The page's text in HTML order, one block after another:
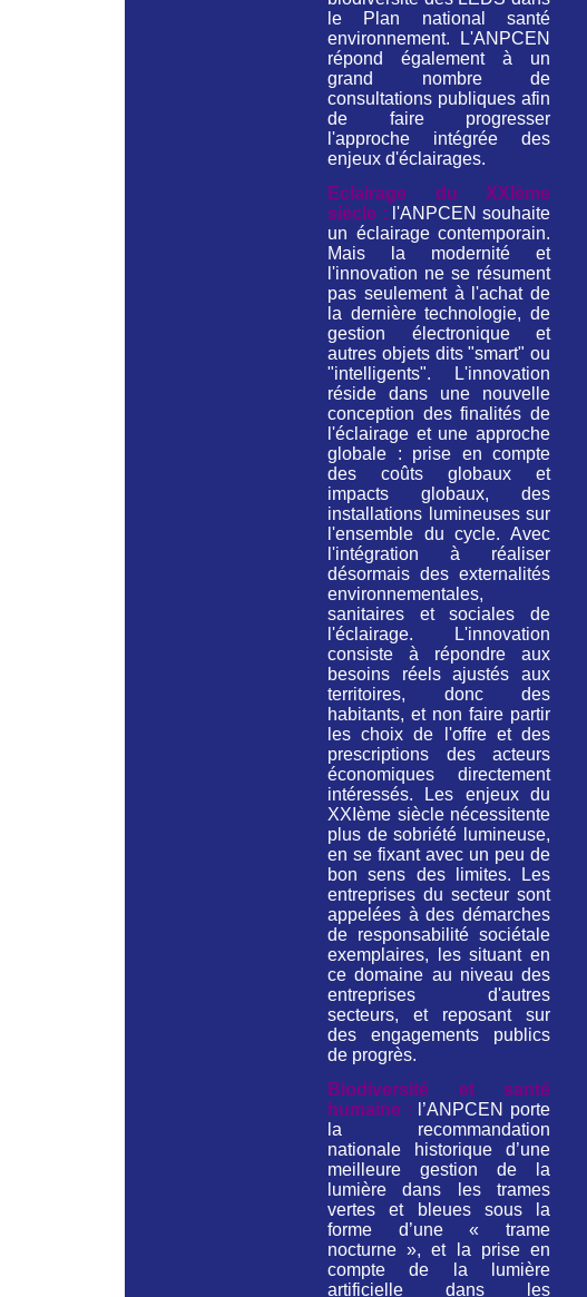
le Plan national santé
environnement. L'ANPCEN
répond également à un
grand nombre de
consultations publiques afin
de faire progresser
l'approche intégrée des
enjeux d'éclairages.
Eclairage du XXIème
siècle : l'ANPCEN souhaite
un éclairage contemporain.
Mais la modernité et
l'innovation ne se résument
pas seulement à l'achat de
la dernière technologie, de
gestion électronique et
autres objets dits "smart" ou
"intelligents". L'innovation
réside dans une nouvelle
conception des finalités de
l'éclairage et une approche
globale : prise en compte
des coûts globaux et
impacts globaux, des
installations lumineuses sur
l'ensemble du cycle. Avec
l'intégration à réaliser
désormais des externalités
environnementales,
sanitaires et sociales de
l'éclairage. L'innovation
consiste à répondre aux
besoins réels ajustés aux
territoires, donc des
habitants, et non faire partir
les choix de l'offre et des
prescriptions des acteurs
économiques directement
intéressés. Les enjeux du
XXIème siècle nécessitente
plus de sobriété lumineuse,
en se fixant avec un peu de
bon sens des limites. Les
entreprises du secteur sont
appelées à des démarches
de responsabilité sociétale
exemplaires, les situant en
ce domaine au niveau des
entreprises d'autres
secteurs, et reposant sur
des engagements publics
de progrès.
Biodiversité et santé
humaine : l’ANPCEN porte
la recommandation
nationale historique d’une
meilleure gestion de la
lumière dans les trames
vertes et bleues sous la
forme d’une « trame
nocturne », et la prise en
compte de la lumière
artificielle dans les